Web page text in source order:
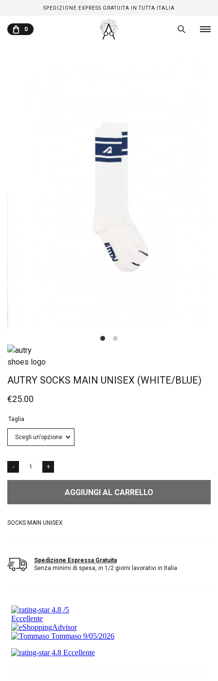
SPEDIZIONE EXPRESS GRATUITA IN TUTTA ITALIA
0
AUTRY SOCKS MAIN UNISEX (WHITE/BLUE)
€25.00
Taglia
AGGIUNGI AL CARRELLO
SOCKS MAIN UNISEX
Spedizione Espressa Gratuita
Senza minimi di spesa, in 1/2 giorni lavorativi in Italia